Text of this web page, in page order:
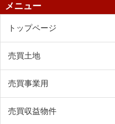
メニュー
トップページ
売買土地
売買事業用
売買収益物件